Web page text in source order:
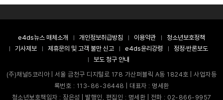
e4ds뉴스 매체소개 개인정보취급방침 이용약관
청소년보호정책
기사제보
제휴문의 및 고객 불만 신고 e4ds윤리강령
정정·반론보도
보도 청구 안내
(주)채널5코리아 | 서울 금천구 디지털로 178 가산퍼블릭 A동 1824호 | 사업자등
록번호 : 113-86-36448 | 대표자 : 명세환
청소년보호책임자 : 장은성 | 발행인, 편집인 : 명세환 | 전화 : 02-866-9957